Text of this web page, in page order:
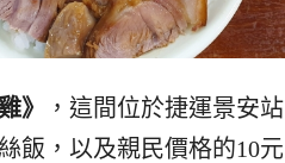
》
，這間位於捷運景安站
飯，以及親民價格的10元